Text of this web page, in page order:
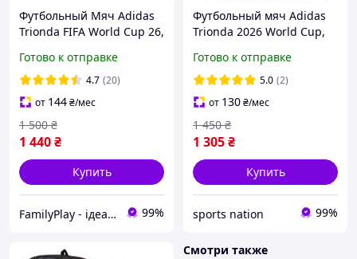
Футбольный Мяч Adidas
Trionda FIFA World Cup 26,
коробке Адидас
Чемпионат Мира 2026
Готово к отправке
4.7 (20)
от 144₴/мес
1 440₴
1 500 ₴
Купить
FamilyPlay - ідеальне поєднання спортивних та дитячих товарів 99%
Футбольный мяч Adidas
Trionda 2026 World Cup,
игровой мяч для футбола
размер 5 чемпионат
мира 2026
Готово к отправке
5.0 (2)
от 130₴/мес
1 305₴
1 450 ₴
Купить
sports nation 99%
Смотри также